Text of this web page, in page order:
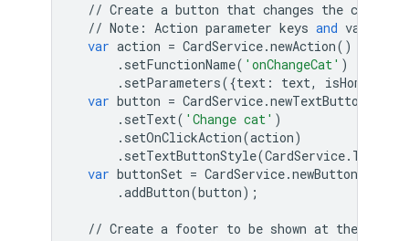
// Create a button that changes the cat
// Note : Action parameter keys and values
var action = CardService.newAction()
. setFunctionName( 'onChangeCat' )
. setParameters({text : text, isHomepage
var button = CardService.newTextButton
. setText( 'Change cat' )
. setOnClickAction(action)
. setTextButtonStyle(CardService.
var buttonSet = CardService.newButtonSet
.addButton(button);
// Create a footer to be shown at the